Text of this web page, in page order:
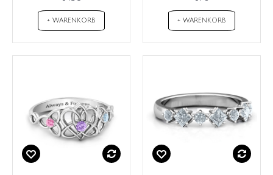
+ WARENKORB + WARENKORB